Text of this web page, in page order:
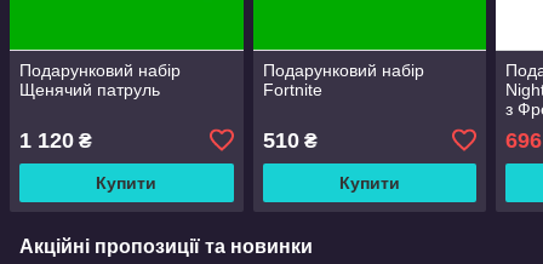
Подарунковий набір
Щенячий патруль
1 120 ₴
Купити
Подарунковий набір
Fortnite
510₴
Купити
з
696
Акційні пропозиції та новинки